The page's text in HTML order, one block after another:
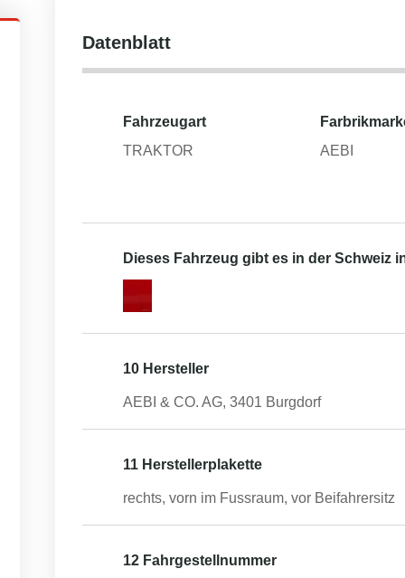
Datenblatt
Fahrzeugart
TRAKTOR
AEBI
Dieses Fahrzeug gibt es in der Schweiz
10 Hersteller
AEBI & CO. AG, 3401 Burgdorf
11 Herstellerplakette
rechts, vorn im Fussraum, vor Beifahrersitz
12 Fahrgestellnummer